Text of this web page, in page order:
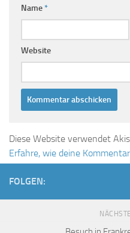
Name*
Website
Diese Website verwendet
Erfahre, wie deine
FOLGEN: